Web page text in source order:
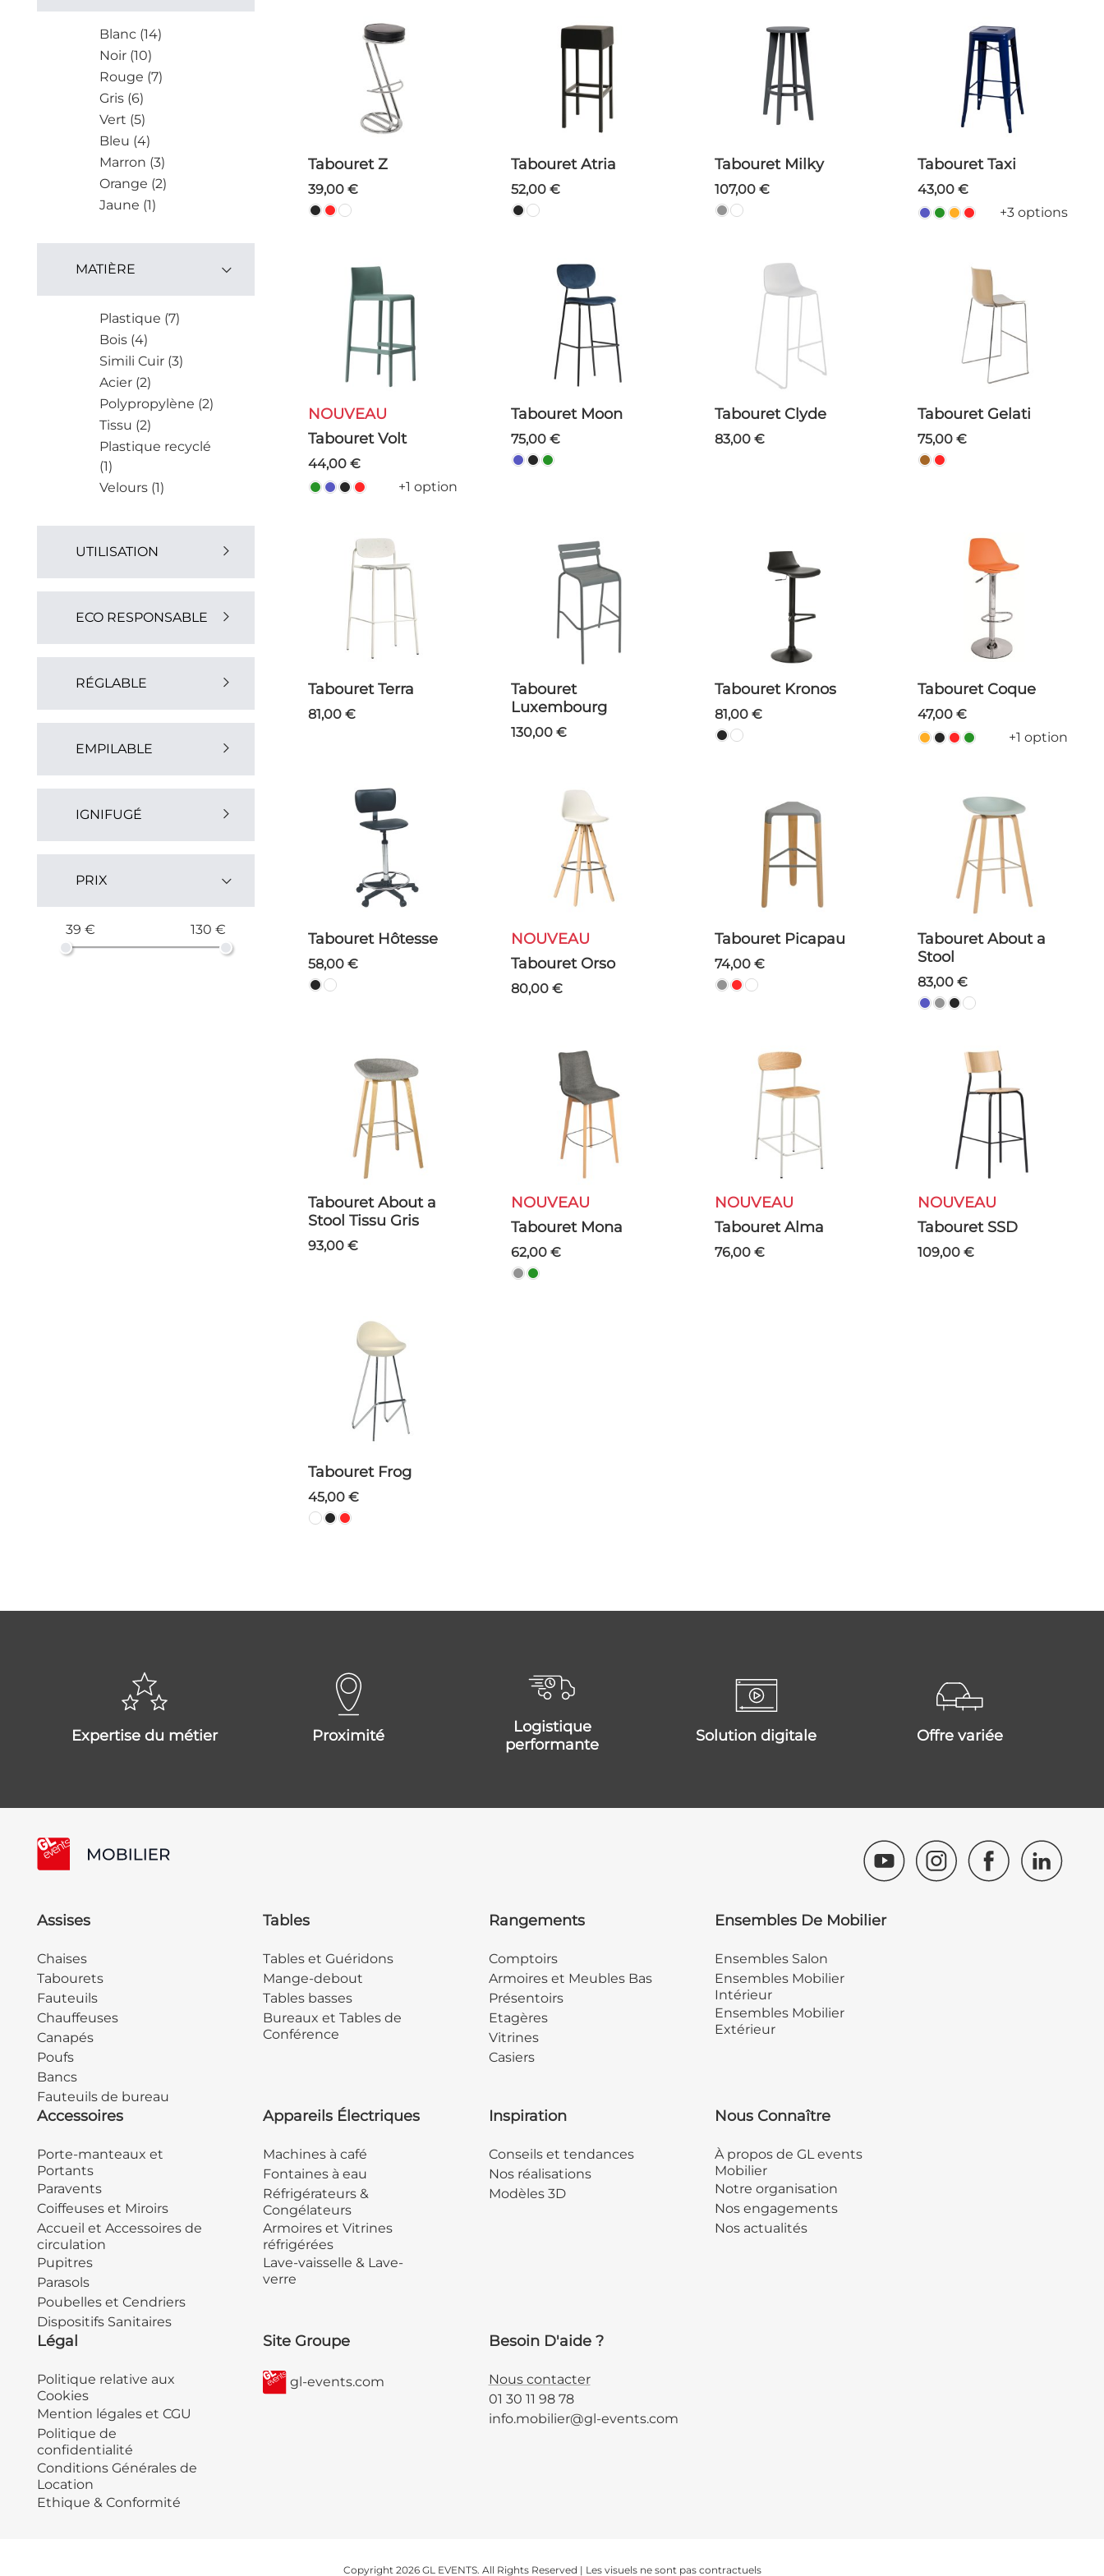
Blanc (14)
Noir (10)
Rouge (7)
Gris (6)
Vert (5)
Bleu (4)
Marron (3)
Orange (2)
Jaune (1)
MATIÈRE
Plastique (7)
Bois (4)
Simili Cuir (3)
Acier (2)
Polypropylène (2)
Tissu (2)
Plastique recyclé
(1)
Velours (1)
UTILISATION
Extérieur (3)
Intérieur (1)
ECO RESPONSABLE
Oui (3)
RÉGLABLE
Oui (3)
EMPILABLE
Oui (6)
IGNIFUGÉ
Oui (1)
PRIX
39 € 130 €
Tabouret Z
39,00 €
Tabouret Atria
52,00 €
Tabouret Milky
107,00 €
Tabouret Taxi
43,00 €
+3 options
NOUVEAU
Tabouret Volt
44,00 €
+1 option
Tabouret Moon
75,00 €
Tabouret Clyde
83,00 €
Tabouret Gelati
75,00 €
Tabouret Terra
81,00 €
Tabouret
Luxembourg
130,00 €
Tabouret Kronos
81,00 €
Tabouret Coque
47,00 €
+1 option
Tabouret Hôtesse
58,00 €
NOUVEAU
Tabouret Orso
80,00 €
Tabouret Picapau
74,00 €
Tabouret About a
Stool
83,00 €
Tabouret About a
Stool Tissu Gris
93,00 €
NOUVEAU
Tabouret Mona
62,00 €
NOUVEAU
Tabouret Alma
76,00 €
NOUVEAU
Tabouret SSD
109,00 €
Tabouret Frog
45,00 €
expertise du métier proximité
logistique
performante
solution digitale offre variée
Assises
Chaises
Tabourets
Fauteuils
Chauffeuses
Canapés
Poufs
Bancs
Fauteuils de bureau
Tables
Tables et Guéridons
Mange-debout
Tables basses
Bureaux et Tables de
Conférence
Rangements
Comptoirs
Armoires et Meubles Bas
Présentoirs
Etagères
Vitrines
Casiers
Ensembles De Mobilier
Ensembles Salon
Ensembles Mobilier
Intérieur
Ensembles Mobilier
Extérieur
Accessoires
Porte-manteaux et
Portants
Paravents
Coiffeuses et Miroirs
Accueil et Accessoires de
circulation
Pupitres
Parasols
Poubelles et Cendriers
Dispositifs Sanitaires
Appareils Électriques
Machines à café
Fontaines à eau
Réfrigérateurs &
Congélateurs
Armoires et Vitrines
réfrigérées
Lave-vaisselle & Lave-
verre
Inspiration
Conseils et tendances
Nos réalisations
Modèles 3D
Nous Connaître
À propos de GL events
Mobilier
Notre organisation
Nos engagements
Nos actualités
Légal
Politique relative aux
Cookies
Mention légales et CGU
Politique de
confidentialité
Conditions Générales de
Location
Ethique & Conformité
Site Groupe
gl-events.com
Besoin D'aide ?
Nous contacter
01 30 11 98 78
info.mobilier@gl-events.com
Copyright 2026 GL EVENTS. All Rights Reserved | Les visuels ne sont pas contractuels